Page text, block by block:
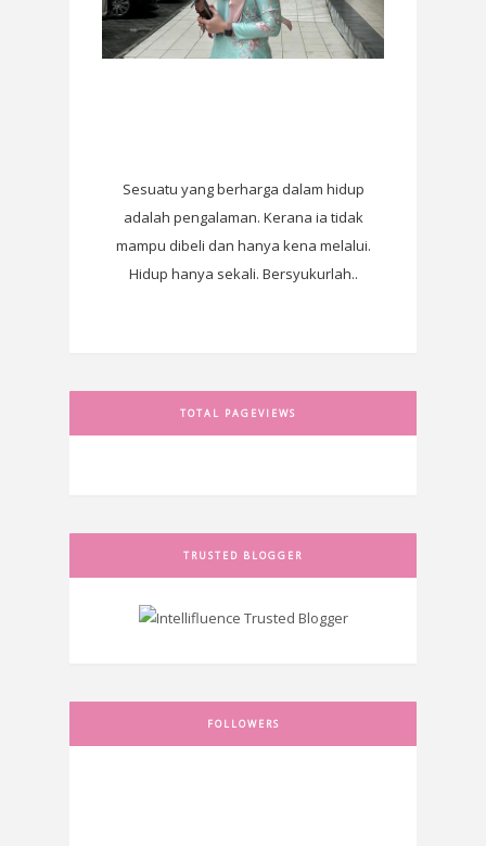
Sesuatu yang berharga dalam hidup
adalah pengalaman. Kerana ia tidak
mampu dibeli dan hanya kena melalui.
Hidup hanya sekali. Bersyukurlah..
TOTAL PAGEVIEWS
TRUSTED BLOGGER
FOLLOWERS